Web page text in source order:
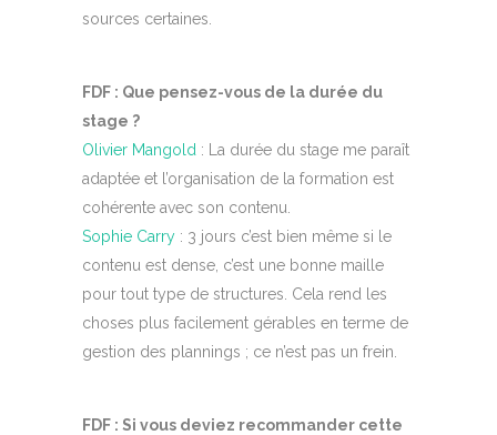
sources certaines.
FDF : Que pensez-vous de la durée du
stage ?
Olivier Mangold : La durée du stage me paraît
adaptée et l’organisation de la formation est
cohérente avec son contenu.
Sophie Carry : 3 jours c’est bien même si le
contenu est dense, c’est une bonne maille
pour tout type de structures. Cela rend les
choses plus facilement gérables en terme de
gestion des plannings ; ce n’est pas un frein.
FDF : Si vous deviez recommander cette